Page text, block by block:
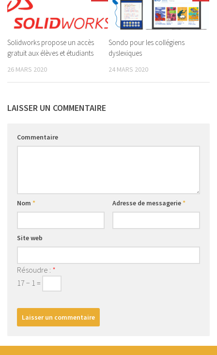
Solidworks propose un accès
gratuit aux élèves et étudiants
26 MARS 2020
Sondo pour les collégiens
dyslexiques
24 MARS 2020
LAISSER UN COMMENTAIRE
Commentaire
Nom * Adresse de messagerie*
Site web
Résoudre : *
17 − 1 =